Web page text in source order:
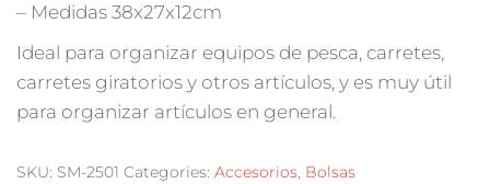
– Medidas 38x27x12cm
Ideal para organizar equipos de pesca, carretes,
carretes giratorios y otros artículos, y es muy útil
para organizar artículos en general.
SKU: SM-2501 Categories: Accesorios, Bolsas